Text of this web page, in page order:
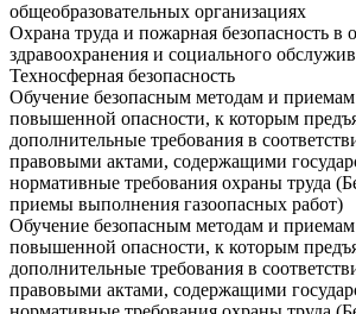
общеобразовательных организациях
Охрана труда и пожарная безопасность в
здравоохранения и социального
Техносферная безопасность
Обучение безопасным методам и
повышенной опасности, к которым
дополнительные требования в
правовыми актами, содержащими
нормативные требования охраны труда
приемы выполнения газоопасных работ)
Обучение безопасным методам и
повышенной опасности, к которым
дополнительные требования в
правовыми актами, содержащими